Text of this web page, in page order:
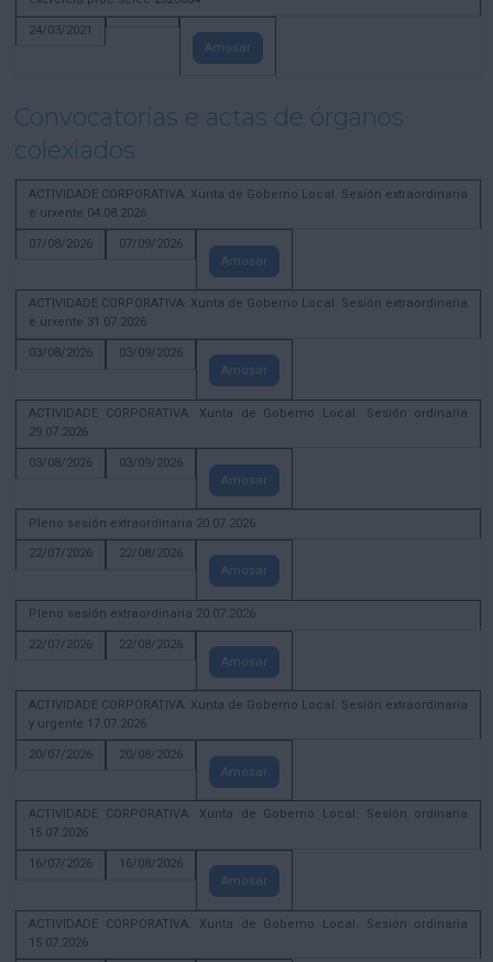
24/03/2021
Amosar
Convocatorias e actas de órganos
colexiados
ACTIVIDADE CORPORATIVA. Xunta de Goberno Local. Sesión extraordinaria
e urxente 04.08.2026
07/08/2026
07/09/2026
Amosar
ACTIVIDADE CORPORATIVA. Xunta de Goberno Local. Sesión extraordinaria
e urxente 31.07.2026
03/08/2026
03/09/2026
Amosar
ACTIVIDADE CORPORATIVA. Xunta de Goberno Local. Sesión ordinaria
29.07.2026
03/08/2026
03/09/2026
Amosar
Pleno sesión extraordinaria 20.07.2026
22/07/2026
22/08/2026
Amosar
Pleno sesión extraordinaria 20.07.2026
22/07/2026
22/08/2026
Amosar
ACTIVIDADE CORPORATIVA. Xunta de Goberno Local. Sesión extraordinaria
y urgente 17.07.2026
20/07/2026
20/08/2026
Amosar
ACTIVIDADE CORPORATIVA. Xunta de Goberno Local. Sesión ordinaria
15.07.2026
16/07/2026
16/08/2026
Amosar
ACTIVIDADE CORPORATIVA. Xunta de Goberno Local. Sesión ordinaria
15.07.2026